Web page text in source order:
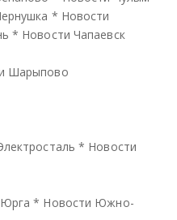
* Новости
* Новости Чапаевск
Шарыпово
* Новости
* Новости Южно-